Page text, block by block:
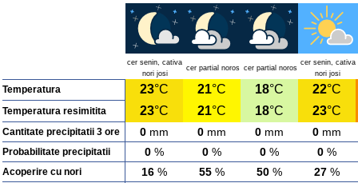
cer senin, cativa
nori josi
cer partial noros cer partial noros
cer senin, cativa
nori josi
Temperatura 23°C 21°C 18°C 22°C
Temperatura resimitita 23°C 21°C 18°C 23°C
Cantitate precipitatii 3 ore 0 mm 0 mm 0 mm 0 mm
Probabilitate precipitatii 0 % 0 % 0 % 0 %
Acoperire cu nori 16 % 55 % 50 % 27 %